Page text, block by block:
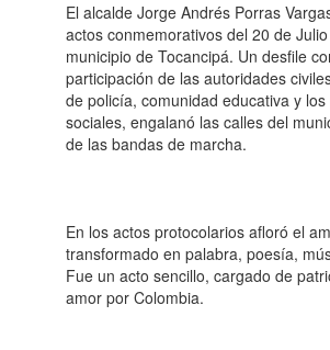
El alcalde Jorge Andrés Porras
actos conmemorativos del 20 de
municipio de Tocancipá. Un desfile
participación de las autoridades
de policía, comunidad educativa y
sociales, engalanó las calles del
de las bandas de marcha.
En los actos protocolarios afloró el
transformado en palabra, poesía,
Fue un acto sencillo, cargado de
amor por Colombia.